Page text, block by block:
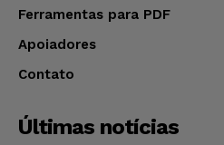
Ferramentas para PDF
Apoiadores
Contato
Últimas notícias